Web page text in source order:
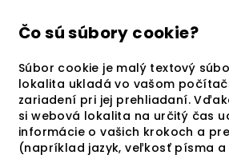
Čo sú súbory cookie?
Súbor cookie je malý textový
lokalita ukladá vo vašom
zariadení pri jej prehliadaní.
si webová lokalita na určitý čas
informácie o vašich krokoch a
(napríklad jazyk, veľkosť písma a